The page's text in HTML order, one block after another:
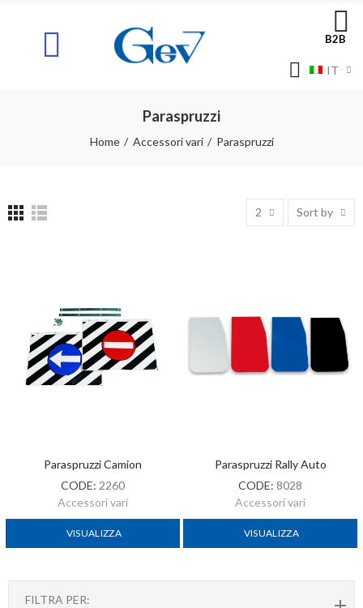
B2B
IT
Paraspruzzi
Home Accessori vari Paraspruzzi
2 Sort by
Paraspruzzi Camion
CODE: 2260
Accessori vari
VISUALIZZA
Paraspruzzi Rally Auto
CODE: 8028
Accessori vari
VISUALIZZA
FILTRA PER: